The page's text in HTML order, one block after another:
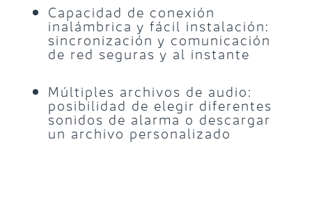
Capacidad de conexión
inalámbrica y fácil instalación:
sincronización y comunicación
de red seguras y al instante
Múltiples archivos de audio:
posibilidad de elegir diferentes
sonidos de alarma o descargar
un archivo personalizado